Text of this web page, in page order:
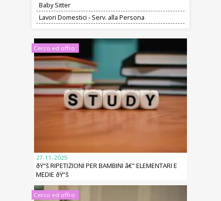
Baby Sitter
Lavori Domestici - Serv. alla Persona
Cerco ed offro
27-11-2025
ðŸ“š RIPETIZIONI PER BAMBINI â€“ ELEMENTARI E
MEDIE ðŸ“š
Cerco ed offro